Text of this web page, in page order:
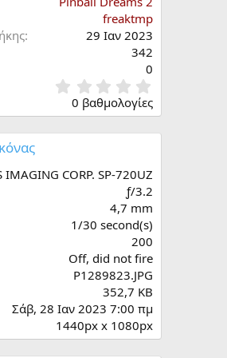
freaktmp
29 Ιαν 2023
342
0
,
0
)
0 βαθμολογίες
IMAGING CORP. SP-720UZ
ƒ/3.2
4,7 mm
1/30 second(s)
200
Off, did not fire
P1289823.JPG
352,7 KB
Σάβ, 28 Ιαν 2023 7:00 πμ
1440px x 1080px